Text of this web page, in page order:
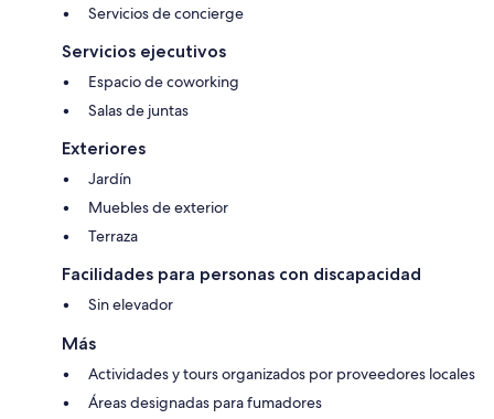
Servicios de concierge
Servicios ejecutivos
Espacio de coworking
Salas de juntas
Exteriores
Jardín
Muebles de exterior
Terraza
Facilidades para personas con discapacidad
Sin elevador
Más
Actividades y tours organizados por proveedores locales
Áreas designadas para fumadores